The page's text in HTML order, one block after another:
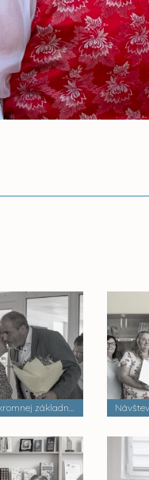
Návšteva súkromnej základnej školy Dobrá škola n.o.